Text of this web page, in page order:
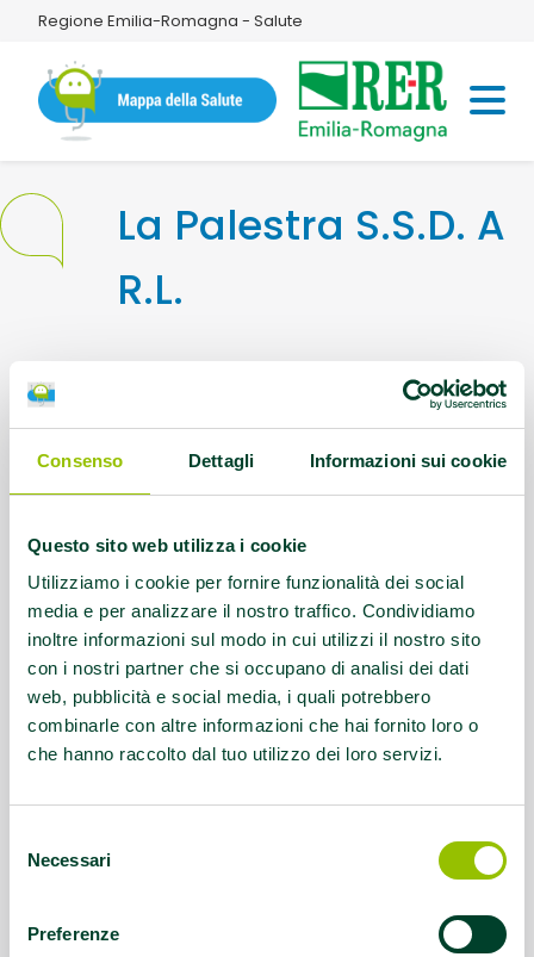
Consenso Dettagli Informazioni sui cookie
Questo sito web utilizza i cookie
Utilizziamo i cookie per fornire funzionalità dei social
media e per analizzare il nostro traffico. Condividiamo
inoltre informazioni sul modo in cui utilizzi il nostro sito
con i nostri partner che si occupano di analisi dei dati
web, pubblicità e social media, i quali potrebbero
combinarle con altre informazioni che hai fornito loro o
che hanno raccolto dal tuo utilizzo dei loro servizi.
delNecessari
Preferenze
Regione Emilia-Romagna - Salute
La Palestra S.S.D. A
R.L.
Via Tavoni,1000 41056
Contatti:059 765407
Questo contenuto si trova in